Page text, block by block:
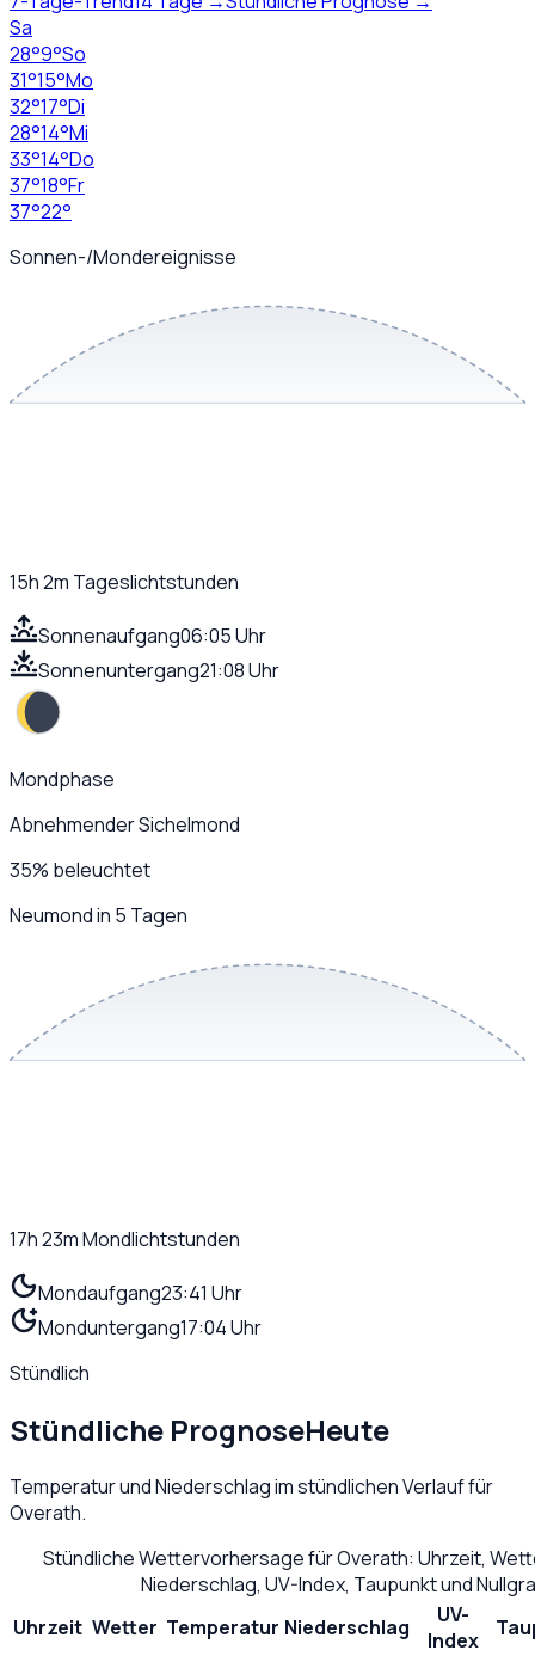
Sa
28°9°So
31°15°Mo
32°17°Di
28°14°Mi
33°14°Do
37°18°Fr
37°22°
Sonnen-/Mondereignisse
15h 2m Tageslichtstunden
Sonnenaufgang06:05 Uhr
Sonnenuntergang21:08 Uhr
Mondphase
Abnehmender Sichelmond
35% beleuchtet
Neumond in 5 Tagen
17h 23mMondlichtstunden
Mondaufgang23:41 Uhr
Monduntergang17:04 Uhr
Stündlich
Stündliche PrognoseHeute
Temperatur und Niederschlag im stündlichen Verlauf für
Overath.
Stündliche Wettervorhersage fürOverath: Uhrzeit,
Niederschlag, UV-Index, Taupunkt und
Uhrzeit Wetter Temperatur Niederschlag
UV-
Index